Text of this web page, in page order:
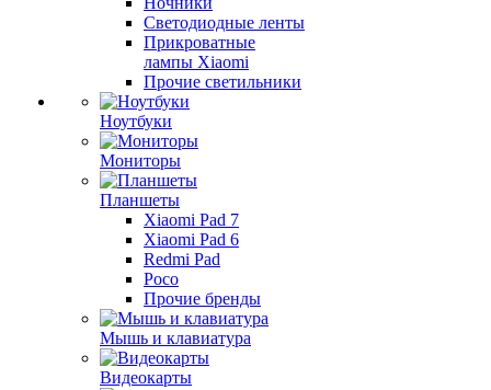
Светодиодные ленты
Прикроватные
лампы Xiaomi
Прочие светильники
Ноутбуки
Мониторы
Планшеты
Xiaomi Pad 7
Xiaomi Pad 6
Redmi Pad
Poco
Прочие бренды
Мышь и клавиатура
Видеокарты